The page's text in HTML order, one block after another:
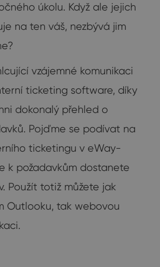
úkolu. Když ale jejich
na ten váš, nezbývá jim
vzájemné komunikaci
ticketing software, díky
dokonalý přehled o
Pojďme se podívat na
ticketingu v eWay-
k požadavkům dostanete
Použít totiž můžete jak
Outlooku, tak webovou